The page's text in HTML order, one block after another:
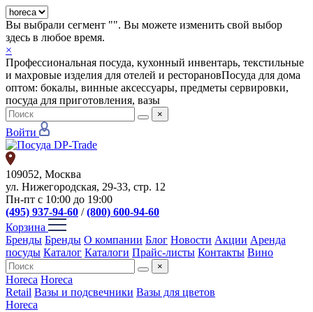
Вы выбрали сегмент "". Вы можете изменить свой выбор
здесь в любое время.
×
Профессиональная посуда, кухонный инвентарь, текстильные
и махровые изделия для отелей и ресторановПосуда для дома
оптом: бокалы, винные аксессуары, предметы сервировки,
посуда для приготовления, вазы
×
Войти
109052, Москва
ул. Нижегородская, 29-33, стр. 12
Пн-пт с 10:00 до 19:00
(495) 937-94-60 /(800) 600-94-60
Корзина
Бренды Бренды О компании Блог Новости Акции Аренда
посуды Каталог Каталоги Прайс-листы Контакты Вино
×
Horeca Horeca
Retail Вазы и подсвечники Вазы для цветов
Horeca